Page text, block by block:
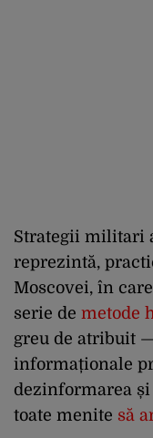
Strategii militari
reprezintă,
Moscovei, în care
serie de metode
greu de atribuit
informaționale
dezinformarea
toate menite să